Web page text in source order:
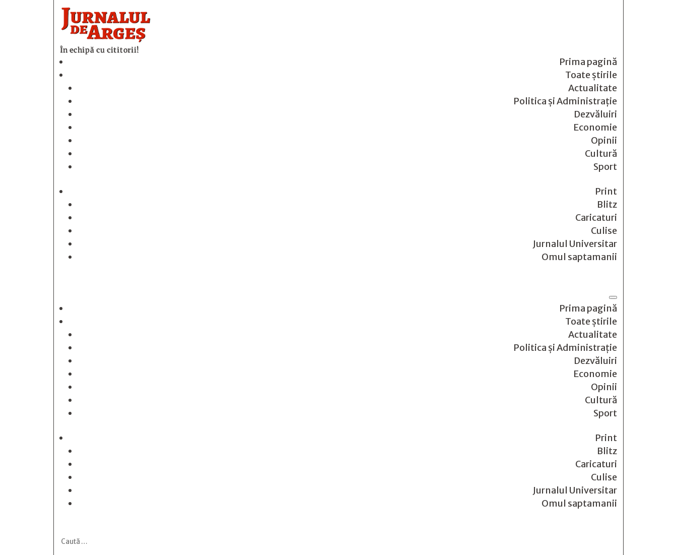
În echipă cu cititorii!
Prima pagină
Toate știrile
Actualitate
Politica și Administrație
Dezvăluiri
Economie
Opinii
Cultură
Sport
Print
Blitz
Caricaturi
Culise
Jurnalul Universitar
Omul saptamanii
Prima pagină
Toate știrile
Actualitate
Politica și Administrație
Dezvăluiri
Economie
Opinii
Cultură
Sport
Print
Blitz
Caricaturi
Culise
Jurnalul Universitar
Omul saptamanii